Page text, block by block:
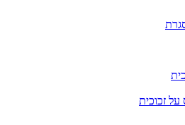
על זכוכית